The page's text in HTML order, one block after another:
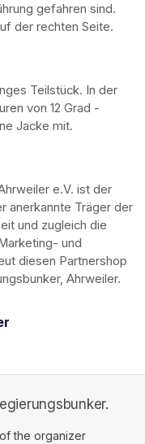
gefahren sind.
der rechten Seite.
Teilstück. In der
von 12 Grad -
Jacke mit.
e.V. ist der
anerkannte Träger der
und zugleich die
und
diesen Partnershop
Ahrweiler.
tab)
the organizer